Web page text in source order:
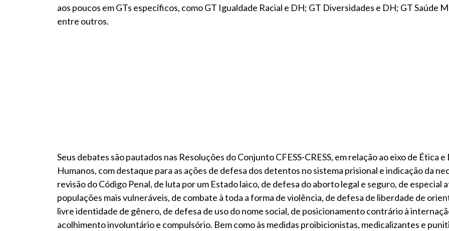
aos poucos em GTs específicos, como GT Igualdade Racial e DH; GT Diversidades e DH; GT Saúde
entre outros.
Seus debates são pautados nas Resoluções do Conjunto CFESS-CRESS, em relação ao eixo de Ética
Humanos, com destaque para as ações de defesa dos detentos no sistema prisional e indicação da
revisão do Código Penal, de luta por um Estado laico, de defesa do aborto legal e seguro, de especial
populações mais vulneráveis, de combate à toda a forma de violência, de defesa de liberdade de
livre identidade de gênero, de defesa de uso do nome social, de posicionamento contrário à
acolhimento involuntário e compulsório. Bem como às medidas proibicionistas, medicalizantes e